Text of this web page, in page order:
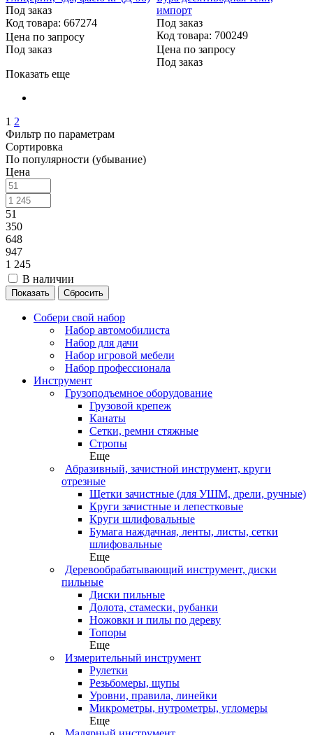
Под заказ
Код товара: 667274
Цена по запросу
Под заказ
импорт
Под заказ
Код товара: 700249
Цена по запросу
Под заказ
Показать еще
1 2
Фильтр по параметрам
Сортировка
По популярности (убывание)
Цена
51
350
648
947
1 245
В наличии
Сбросить
Собери свой набор
Набор автомобилиста
Набор для дачи
Набор игровой мебели
Набор профессионала
Инструмент
Грузоподъемное оборудование
Грузовой крепеж
Канаты
Сетки, ремни стяжные
Стропы
Еще
Абразивный, зачистной инструмент, круги
отрезные
Щетки зачистные (для УШМ, дрели, ручные)
Круги зачистные и лепестковые
Круги шлифовальные
Бумага наждачная, ленты, листы, сетки
шлифовальные
Еще
Деревообрабатывающий инструмент, диски
пильные
Диски пильные
Долота, стамески, рубанки
Ножовки и пилы по дереву
Топоры
Еще
Измерительный инструмент
Рулетки
Резьбомеры, щупы
Уровни, правила, линейки
Микрометры, нутрометры, угломеры
Еще